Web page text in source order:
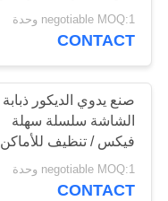
negotiable MOQ:1 وحدة
CONTACT
صنع يدوي الديكور ذبابة
الشاشة سلسلة سهلة
فيكس / تنظيف للأماكن
التجارية
negotiable MOQ:1 وحدة
CONTACT